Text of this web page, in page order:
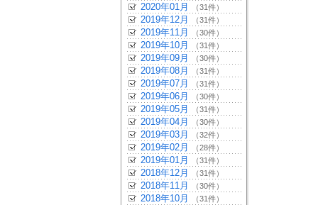
2020年01月 （31件）
2019年12月 （31件）
2019年11月 （30件）
2019年10月 （31件）
2019年09月 （30件）
2019年08月 （31件）
2019年07月 （31件）
2019年06月 （30件）
2019年05月 （31件）
2019年04月 （30件）
2019年03月 （32件）
2019年02月 （28件）
2019年01月 （31件）
2018年12月 （31件）
2018年11月 （30件）
2018年10月 （31件）